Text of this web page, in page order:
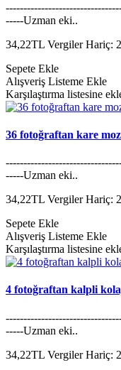
-----Uzman eki..
34,22TL Vergiler Hariç:
Sepete Ekle
Alışveriş Listeme Ekle
Karşılaştırma listesine
36 fotoğraftan kare
-----Uzman eki..
34,22TL Vergiler Hariç:
Sepete Ekle
Alışveriş Listeme Ekle
Karşılaştırma listesine
4 fotoğraftan kalpli
-----Uzman eki..
34,22TL Vergiler Hariç: